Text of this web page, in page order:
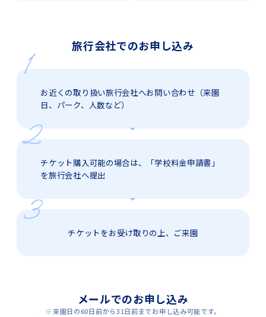
旅行会社でのお申し込み
お近くの取り扱い旅行会社へお問い合わせ（来園
日、パーク、人数など）
チケット購入可能の場合は、「学校料金申請書」
を旅行会社へ提出
チケットをお受け取りの上、ご来園
メールでのお申し込み
来園日の60日前から31日前までお申し込み可能です。